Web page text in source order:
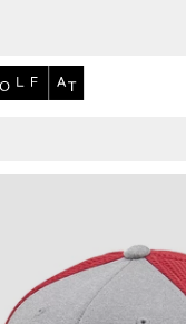
Marken